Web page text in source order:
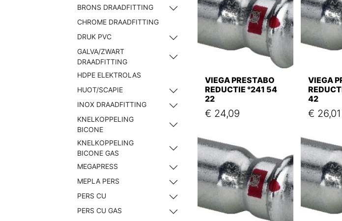
BRONS DRAADFITTING
CHROME DRAADFITTING
DRUK PVC
GALVA/ZWART
DRAADFITTING
HDPE ELEKTROLAS
HUOT/SCAPIE
INOX DRAADFITTING
KNELKOPPELING
BICONE
KNELKOPPELING
BICONE GAS
MEGAPRESS
MEPLA PERS
PERS CU
PERS CU GAS
VIEGA PRESTABO
REDUCTIE °241 54
22
€ 24,09
VIEGA
42
€ 26,01